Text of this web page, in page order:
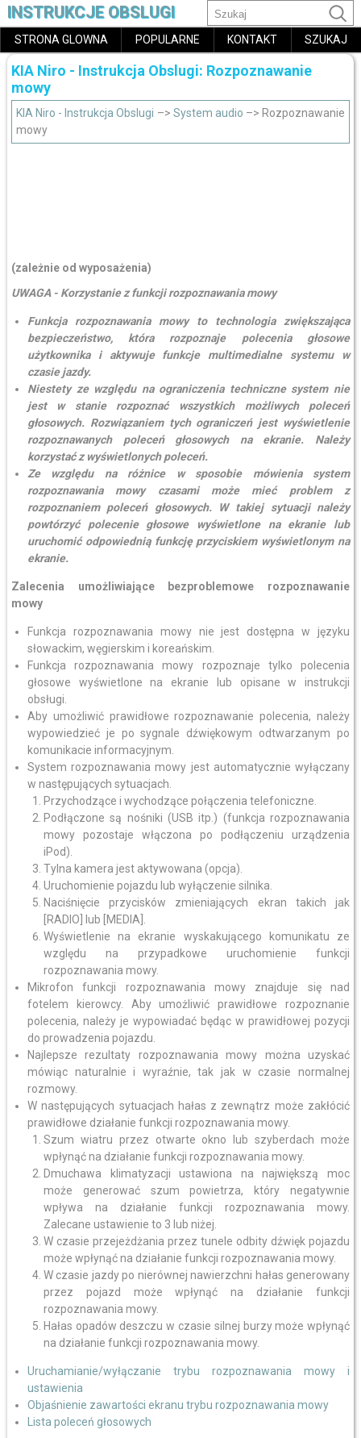
INSTRUKCJE OBSLUGI
STRONA GLOWNA POPULARNE KONTAKT SZUKAJ
KIA Niro - Instrukcja Obslugi: Rozpoznawanie
mowy
KIA Niro - Instrukcja Obslugi –> System audio –> Rozpoznawanie
mowy
(zależnie od wyposażenia)
UWAGA - Korzystanie z funkcji rozpoznawania mowy
Funkcja rozpoznawania mowy to technologia zwiększająca
bezpieczeństwo, która rozpoznaje polecenia głosowe
użytkownika i aktywuje funkcje multimedialne systemu w
czasie jazdy.
Niestety ze względu na ograniczenia techniczne system nie
jest w stanie rozpoznać wszystkich możliwych poleceń
głosowych. Rozwiązaniem tych ograniczeń jest wyświetlenie
rozpoznawanych poleceń głosowych na ekranie. Należy
korzystać z wyświetlonych poleceń.
Ze względu na różnice w sposobie mówienia system
rozpoznawania mowy czasami może mieć problem z
rozpoznaniem poleceń głosowych. W takiej sytuacji należy
powtórzyć polecenie głosowe wyświetlone na ekranie lub
uruchomić odpowiednią funkcję przyciskiem wyświetlonym na
ekranie.
Zalecenia umożliwiające bezproblemowe rozpoznawanie
mowy
Funkcja rozpoznawania mowy nie jest dostępna w języku
słowackim, węgierskim i koreańskim.
Funkcja rozpoznawania mowy rozpoznaje tylko polecenia
głosowe wyświetlone na ekranie lub opisane w instrukcji
obsługi.
Aby umożliwić prawidłowe rozpoznawanie polecenia, należy
wypowiedzieć je po sygnale dźwiękowym odtwarzanym po
komunikacie informacyjnym.
System rozpoznawania mowy jest automatycznie wyłączany
w następujących sytuacjach.
Przychodzące i wychodzące połączenia telefoniczne.
Podłączone są nośniki (USB itp.) (funkcja rozpoznawania
mowy pozostaje włączona po podłączeniu urządzenia
iPod).
Tylna kamera jest aktywowana (opcja).
Uruchomienie pojazdu lub wyłączenie silnika.
Naciśnięcie przycisków zmieniających ekran takich jak
[RADIO] lub [MEDIA].
Wyświetlenie na ekranie wyskakującego komunikatu ze
względu na przypadkowe uruchomienie funkcji
rozpoznawania mowy.
Mikrofon funkcji rozpoznawania mowy znajduje się nad
fotelem kierowcy. Aby umożliwić prawidłowe rozpoznanie
polecenia, należy je wypowiadać będąc w prawidłowej pozycji
do prowadzenia pojazdu.
Najlepsze rezultaty rozpoznawania mowy można uzyskać
mówiąc naturalnie i wyraźnie, tak jak w czasie normalnej
rozmowy.
W następujących sytuacjach hałas z zewnątrz może zakłócić
prawidłowe działanie funkcji rozpoznawania mowy.
Szum wiatru przez otwarte okno lub szyberdach może
wpłynąć na działanie funkcji rozpoznawania mowy.
Dmuchawa klimatyzacji ustawiona na największą moc
może generować szum powietrza, który negatywnie
wpływa na działanie funkcji rozpoznawania mowy.
Zalecane ustawienie to 3 lub niżej.
W czasie przejeżdżania przez tunele odbity dźwięk pojazdu
może wpłynąć na działanie funkcji rozpoznawania mowy.
W czasie jazdy po nierównej nawierzchni hałas generowany
przez pojazd może wpłynąć na działanie funkcji
rozpoznawania mowy.
Hałas opadów deszczu w czasie silnej burzy może wpłynąć
na działanie funkcji rozpoznawania mowy.
Uruchamianie/wyłączanie trybu rozpoznawania mowy i
ustawienia
Objaśnienie zawartości ekranu trybu rozpoznawania mowy
Lista poleceń głosowych